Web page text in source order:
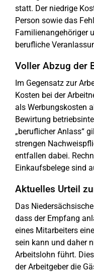
statt. Der niedrige
Person sowie das
Familienangehöriger
berufliche
Voller Abzug der
Im Gegensatz zur
Kosten bei der
als Werbungskosten
Bewirtung
„beruflicher Anlass“
strengen
entfallen dabei.
Einkaufsbelege sind
Aktuelles Urteil
Das
dass der Empfang
eines Mitarbeiters
sein kann und daher
Arbeitslohn führt.
der Arbeitgeber die